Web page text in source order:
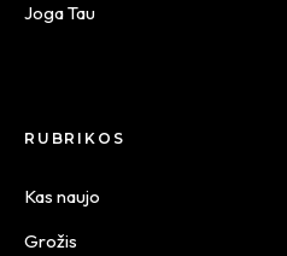
Joga Tau
RUBRIKOS
Kas naujo
Grožis